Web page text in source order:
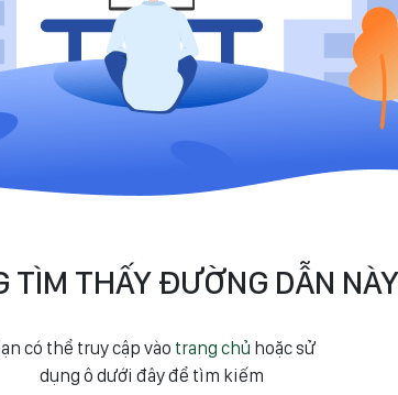
TÌM THẤY ĐƯỜNG DẪN NÀY
có thể truy cập vào trang chủ hoặc sử
dụng ô dưới đây để tìm kiếm